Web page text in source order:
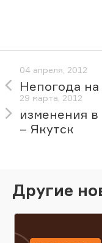
04 апреля, 2012
Непогода
29 марта, 2012
изменения
– Якутск
Другие